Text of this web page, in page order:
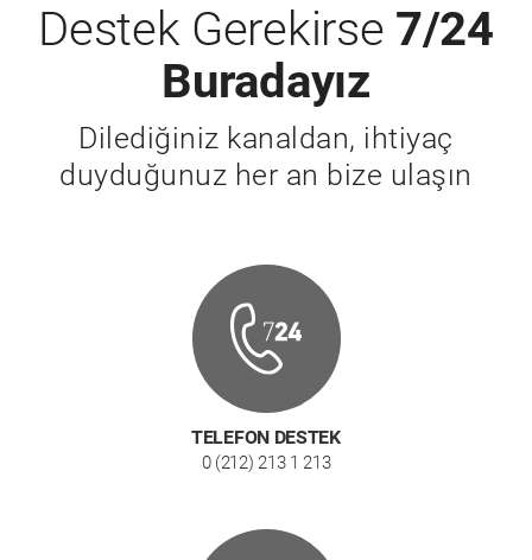
Destek Gerekirse 7/24
Buradayız
Dilediğiniz kanaldan, ihtiyaç
duyduğunuz her an bize ulaşın
TELEFON DESTEK
0 (212) 213 1 213